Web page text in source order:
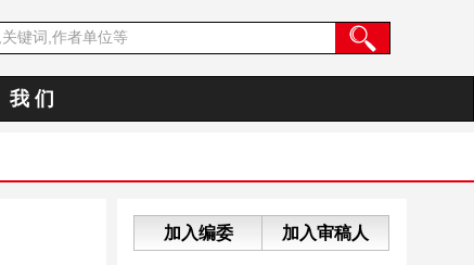
我 们
加入编委 加入审稿人